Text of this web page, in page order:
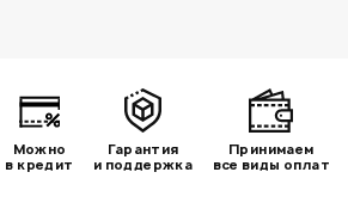
Можно
в кредит
Гарантия
и поддержка
Принимаем
все виды оплат